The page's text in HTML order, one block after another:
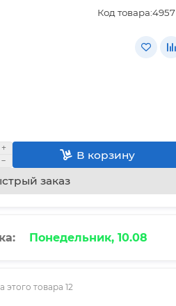
Код товара:4957
В корзину
заказ
Понедельник, 10.08
товара 12